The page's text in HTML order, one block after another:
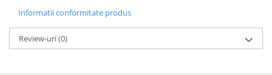
Informatii conformitate produs
Review-uri(0)